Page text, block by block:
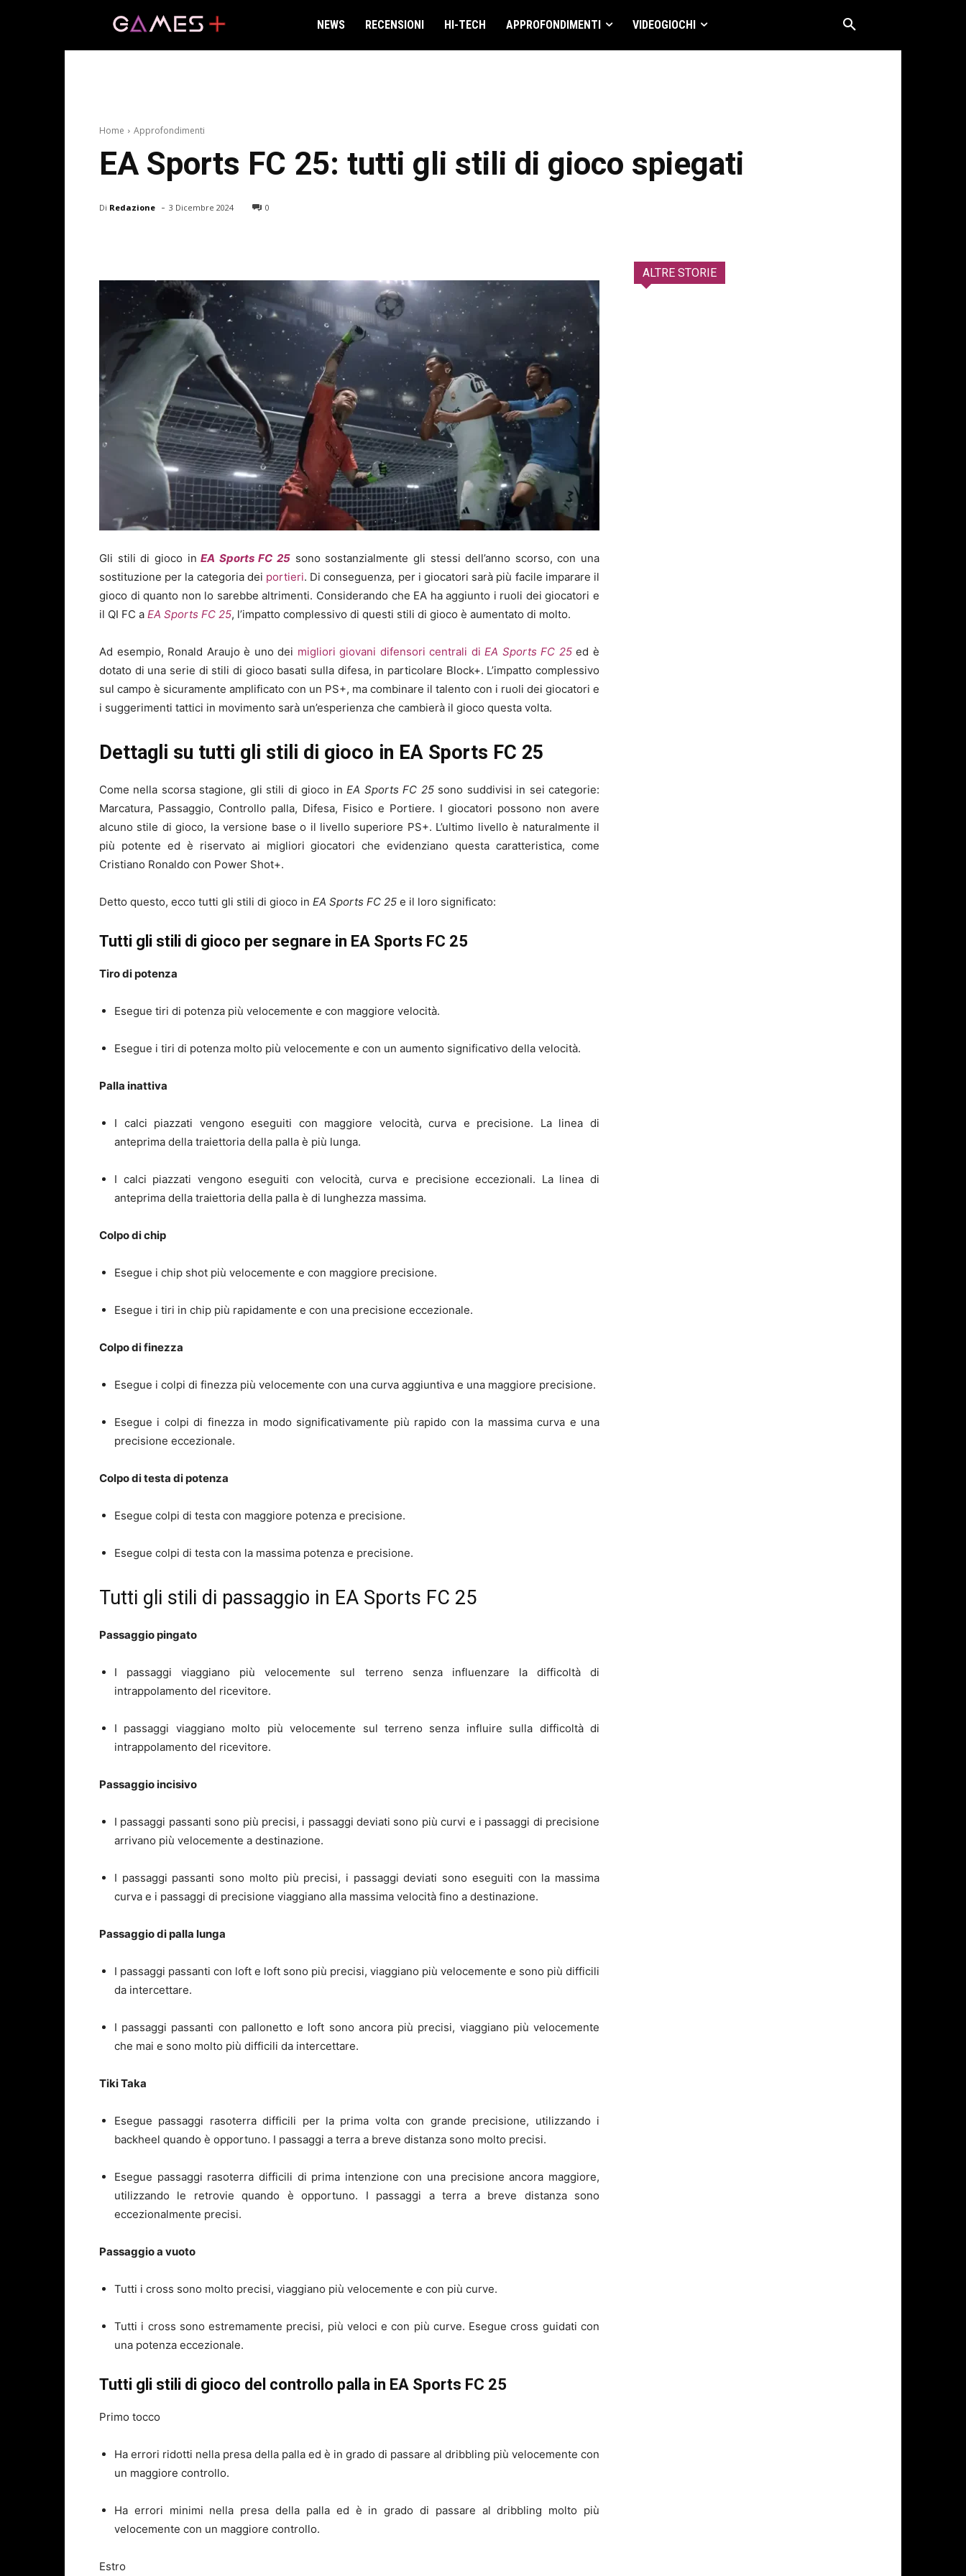
NEWS RECENSIONI HI-TECH APPROFONDIMENTI VIDEOGIOCHI
Home Approfondimenti
EA Sports FC 25: tutti gli stili di gioco spiegati
Di Redazione - 3 Dicembre 2024 0
Gli stili di gioco in EA Sports FC 25 sono sostanzialmente gli stessi dell’anno scorso, con una
sostituzione per la categoria dei portieri. Di conseguenza, per i giocatori sarà più facile imparare il
gioco di quanto non lo sarebbe altrimenti. Considerando che EA ha aggiunto i ruoli dei giocatori e
il QI FC a EA Sports FC 25, l’impatto complessivo di questi stili di gioco è aumentato di molto.
Ad esempio, Ronald Araujo è uno dei migliori giovani difensori centrali diEA Sports FC 25ed è
dotato di una serie di stili di gioco basati sulla difesa, in particolare Block+. L’impatto complessivo
sul campo è sicuramente amplificato con un PS+, ma combinare il talento con i ruoli dei giocatori e
i suggerimenti tattici in movimento sarà un’esperienza che cambierà il gioco questa volta.
Dettagli su tutti gli stili di gioco in EA Sports FC 25
Come nella scorsa stagione, gli stili di gioco in EA Sports FC 25sono suddivisi in sei categorie:
Marcatura, Passaggio, Controllo palla, Difesa, Fisico e Portiere. I giocatori possono non avere
alcuno stile di gioco, la versione base o il livello superiore PS+. L’ultimo livello è naturalmente il
più potente ed è riservato ai migliori giocatori che evidenziano questa caratteristica, come
Cristiano Ronaldo con Power Shot+.
Detto questo, ecco tutti gli stili di gioco in EA Sports FC 25 e il loro significato:
Tutti gli stili di gioco per segnare in EA Sports FC 25
Tiro di potenza
Esegue tiri di potenza più velocemente e con maggiore velocità.
Esegue i tiri di potenza molto più velocemente e con un aumento significativo della velocità.
Palla inattiva
I calci piazzati vengono eseguiti con maggiore velocità, curva e precisione. La linea di
anteprima della traiettoria della palla è più lunga.
I calci piazzati vengono eseguiti con velocità, curva e precisione eccezionali. La linea di
anteprima della traiettoria della palla è di lunghezza massima.
Colpo di chip
Esegue i chip shot più velocemente e con maggiore precisione.
Esegue i tiri in chip più rapidamente e con una precisione eccezionale.
Colpo di finezza
Esegue i colpi di finezza più velocemente con una curva aggiuntiva e una maggiore precisione.
Esegue i colpi di finezza in modo significativamente più rapido con la massima curva e una
precisione eccezionale.
Colpo di testa di potenza
Esegue colpi di testa con maggiore potenza e precisione.
Esegue colpi di testa con la massima potenza e precisione.
Tutti gli stili di passaggio in EA Sports FC 25
Passaggio pingato
I passaggi viaggiano più velocemente sul terreno senza influenzare la difficoltà di
intrappolamento del ricevitore.
I passaggi viaggiano molto più velocemente sul terreno senza influire sulla difficoltà di
intrappolamento del ricevitore.
Passaggio incisivo
I passaggi passanti sono più precisi, i passaggi deviati sono più curvi e i passaggi di precisione
arrivano più velocemente a destinazione.
I passaggi passanti sono molto più precisi, i passaggi deviati sono eseguiti con la massima
curva e i passaggi di precisione viaggiano alla massima velocità fino a destinazione.
Passaggio di palla lunga
I passaggi passanti con loft e loft sono più precisi, viaggiano più velocemente e sono più difficili
da intercettare.
I passaggi passanti con pallonetto e loft sono ancora più precisi, viaggiano più velocemente
che mai e sono molto più difficili da intercettare.
Tiki Taka
Esegue passaggi rasoterra difficili per la prima volta con grande precisione, utilizzando i
backheel quando è opportuno. I passaggi a terra a breve distanza sono molto precisi.
Esegue passaggi rasoterra difficili di prima intenzione con una precisione ancora maggiore,
utilizzando le retrovie quando è opportuno. I passaggi a terra a breve distanza sono
eccezionalmente precisi.
Passaggio a vuoto
Tutti i cross sono molto precisi, viaggiano più velocemente e con più curve.
Tutti i cross sono estremamente precisi, più veloci e con più curve. Esegue cross guidati con
una potenza eccezionale.
Tutti gli stili di gioco del controllo palla in EA Sports FC 25
Primo tocco
Ha errori ridotti nella presa della palla ed è in grado di passare al dribbling più velocemente con
un maggiore controllo.
Ha errori minimi nella presa della palla ed è in grado di passare al dribbling molto più
velocemente con un maggiore controllo.
Estro
ALTRE STORIE